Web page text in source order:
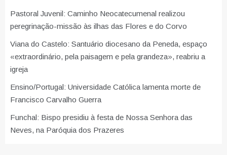
Pastoral Juvenil: Caminho Neocatecumenal realizou
peregrinação-missão às ilhas das Flores e do Corvo
Viana do Castelo: Santuário diocesano da Peneda, espaço
«extraordinário, pela paisagem e pela grandeza», reabriu a
igreja
Ensino/Portugal: Universidade Católica lamenta morte de
Francisco Carvalho Guerra
Funchal: Bispo presidiu à festa de Nossa Senhora das
Neves, na Paróquia dos Prazeres